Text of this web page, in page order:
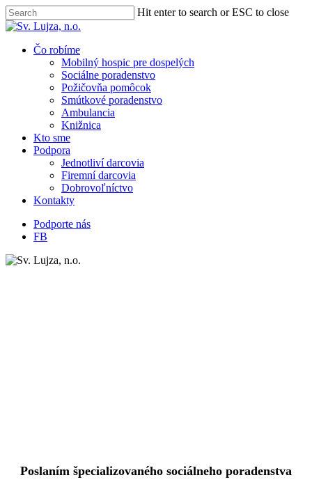
Skip
to
content
Hit enter to search or ESC to close
Close
Menu
Čo robíme
Mobilný hospic pre dospelých
Sociálne poradenstvo
Požičovňa pomôcok
Smútkové poradenstvo
Ambulancia
Knižnica
Kto sme
Podpora
Jednotliví darcovia
Firemní darcovia
Dobrovoľníctvo
Kontakty
Podporte nás
FB
Poslaním špecializovaného sociálneho poradenstva